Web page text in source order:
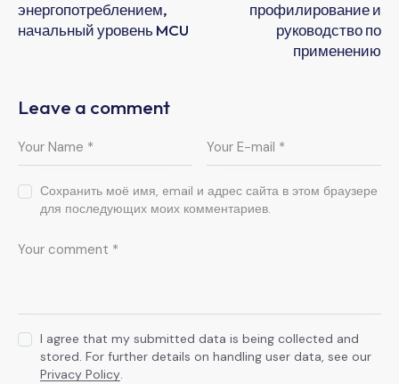
энергопотреблением,
начальный уровень MCU
профилирование и
руководство по
применению
Leave a comment
Сохранить моё имя, email и адрес сайта в этом браузере
для последующих моих комментариев.
I agree that my submitted data is being collected and
stored. For further details on handling user data, see our
Privacy Policy.